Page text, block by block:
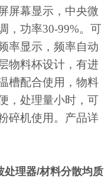
屏幕显示，中央微
，功率30-99%。可
率显示，频率自动
物料杯设计，有进
槽配合使用，物料
，处理量小时，可
碎机使用。产品详
处理器/材料分散均质